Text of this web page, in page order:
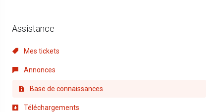
Assistance
Mes tickets
Annonces
Base de connaissances
Téléchargements